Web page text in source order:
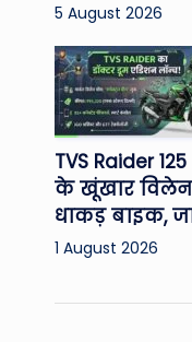
5 August 2026
TVS Raider
के खूंखार विलेन
धाकड़ बाइक,
1 August 2026